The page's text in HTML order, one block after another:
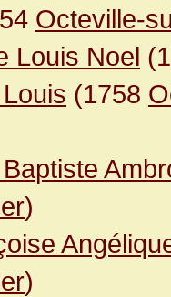
Octeville-
Louis Noel
(1758
)
)